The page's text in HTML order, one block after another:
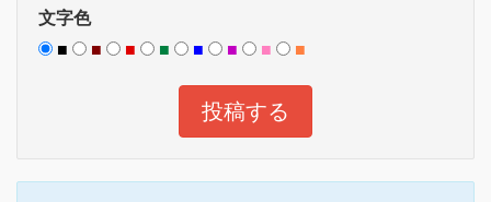
文字色
■
■ ■ ■ ■ ■ ■ ■